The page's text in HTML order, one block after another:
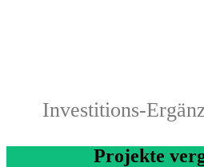
Investitions-
Projekte